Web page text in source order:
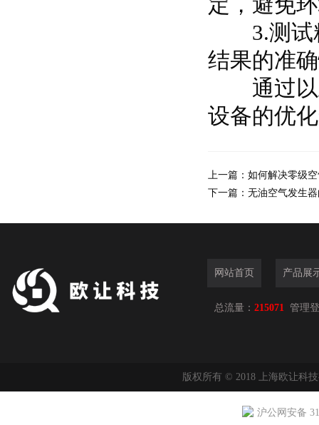
3.测试精
结果的准
通过以
设备的优
上一篇： 如何解决零级
下一篇： 无油空气发生
网站首页 产品展
总流量： 215071 管理
版权所有 © 2018 上海欧让科
沪公网安备